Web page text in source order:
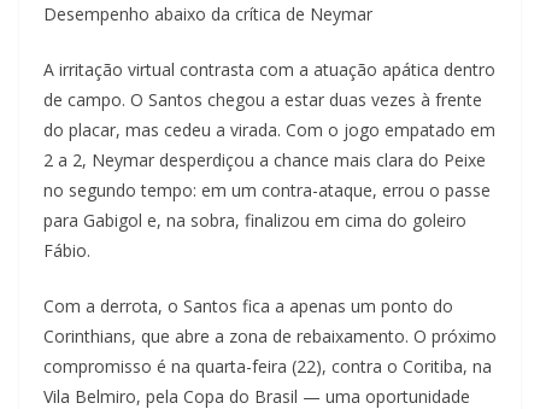
Desempenho abaixo da crítica de Neymar
A irritação virtual contrasta com a atuação apática dentro
de campo. O Santos chegou a estar duas vezes à frente
do placar, mas cedeu a virada. Com o jogo empatado em
2 a 2, Neymar desperdiçou a chance mais clara do Peixe
no segundo tempo: em um contra-ataque, errou o passe
para Gabigol e, na sobra, finalizou em cima do goleiro
Fábio.
Com a derrota, o Santos fica a apenas um ponto do
Corinthians, que abre a zona de rebaixamento. O próximo
compromisso é na quarta-feira (22), contra o Coritiba, na
Vila Belmiro, pela Copa do Brasil — uma oportunidade